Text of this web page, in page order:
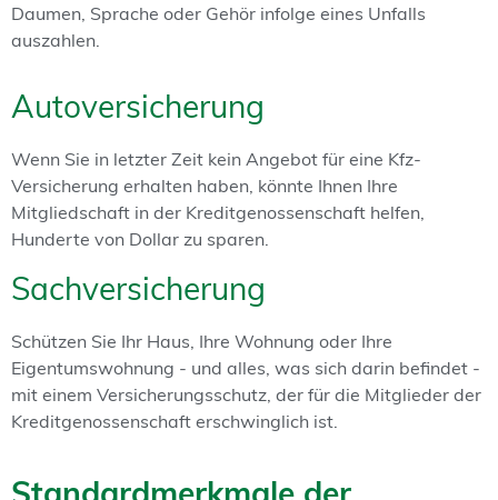
Daumen, Sprache oder Gehör infolge eines Unfalls
auszahlen.
Autoversicherung
Wenn Sie in letzter Zeit kein Angebot für eine Kfz-
Versicherung erhalten haben, könnte Ihnen Ihre
Mitgliedschaft in der Kreditgenossenschaft helfen,
Hunderte von Dollar zu sparen.
Sachversicherung
Schützen Sie Ihr Haus, Ihre Wohnung oder Ihre
Eigentumswohnung - und alles, was sich darin befindet -
mit einem Versicherungsschutz, der für die Mitglieder der
Kreditgenossenschaft erschwinglich ist.